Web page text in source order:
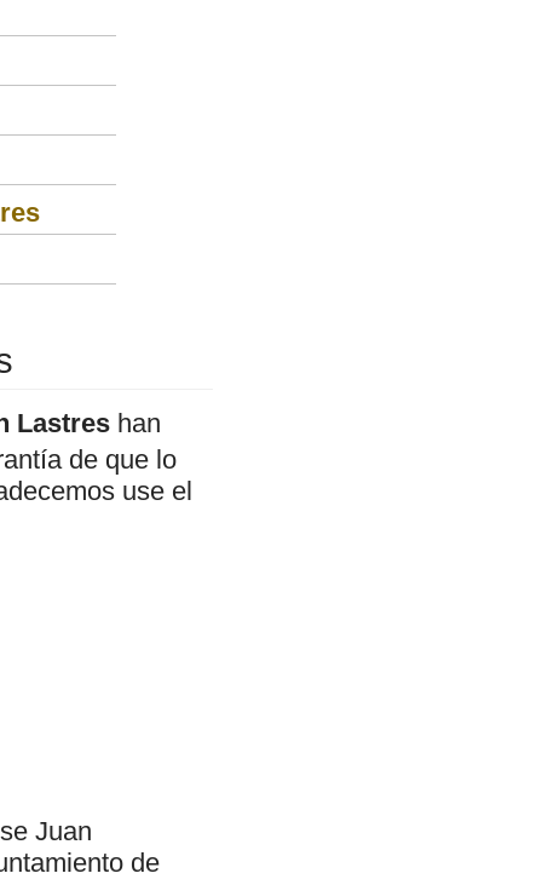
Lastres han
de que lo
use el
Juan
de